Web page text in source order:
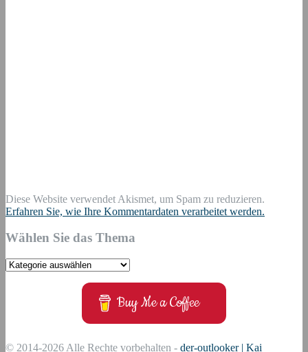
Diese Website verwendet Akismet, um Spam zu reduzieren.
Erfahren Sie, wie Ihre Kommentardaten verarbeitet werden.
Wählen Sie das Thema
Wählen
Buy Me a Coffee
© 2014-2026 Alle Rechte vorbehalten - der-outlooker | Kai